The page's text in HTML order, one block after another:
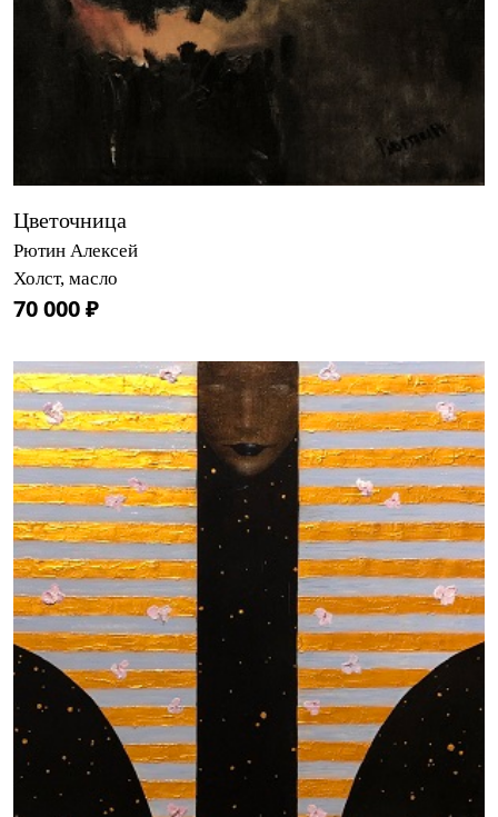
Цветочница
Рютин Алексей
Холст, масло
70 000 ₽